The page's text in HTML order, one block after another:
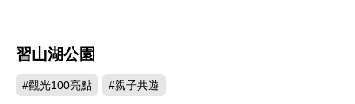
習山湖公園
#觀光100亮點 #親子共遊